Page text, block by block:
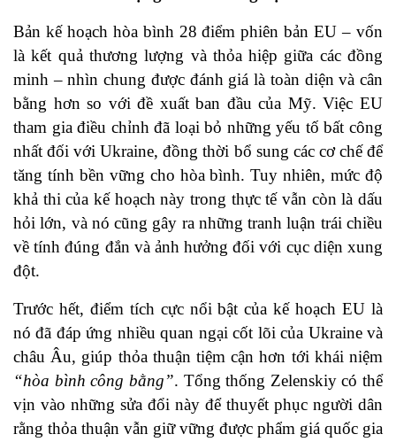
Bản kế hoạch hòa bình 28 điểm phiên bản EU – vốn
là kết quả thương lượng và thỏa hiệp giữa các đồng
minh – nhìn chung được đánh giá là toàn diện và cân
bằng hơn so với đề xuất ban đầu của Mỹ. Việc EU
tham gia điều chỉnh đã loại bỏ những yếu tố bất công
nhất đối với Ukraine, đồng thời bổ sung các cơ chế để
tăng tính bền vững cho hòa bình. Tuy nhiên, mức độ
khả thi của kế hoạch này trong thực tế vẫn còn là dấu
hỏi lớn, và nó cũng gây ra những tranh luận trái chiều
về tính đúng đắn và ảnh hưởng đối với cục diện xung
đột.
Trước hết, điểm tích cực nổi bật của kế hoạch EU là
nó đã đáp ứng nhiều quan ngại cốt lõi của Ukraine và
châu Âu, giúp thỏa thuận tiệm cận hơn tới khái niệm
“hòa bình công bằng”. Tổng thống Zelenskiy có thể
vịn vào những sửa đổi này để thuyết phục người dân
rằng thỏa thuận vẫn giữ vững được phẩm giá quốc gia